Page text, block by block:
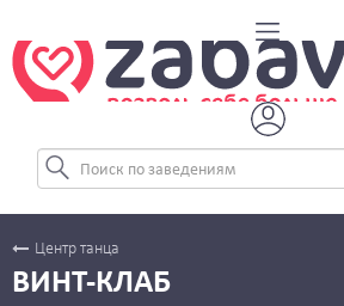
Центр танца
ВИНТ-КЛАБ